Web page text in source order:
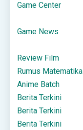
Game Center
Game News
Review Film
Rumus Matematika
Anime Batch
Berita Terkini
Berita Terkini
Berita Terkini